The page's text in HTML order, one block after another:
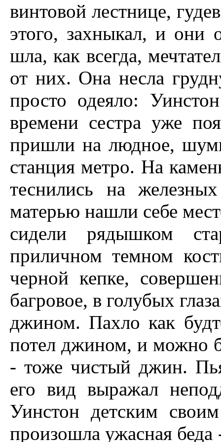
винтовой лестнице,
этого, захныкал, и они
шла, как всегда,
от них. Она несла
просто одеяло:
времени сестра уже
пришли на людное,
станция метро. На
теснились на
матерью нашли себе
сидели рядышком
приличном темном
черной кепке,
багровое, в голубых
джином. Пахло как
потел джином, и можно
- тоже чистый джин.
его вид выражал
Уинстон детским
произошла ужасная беда